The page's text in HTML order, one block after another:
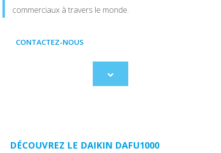
commerciaux à travers le monde.
CONTACTEZ-NOUS
Scroll
to
DÉCOUVREZ LE DAIKIN DAFU1000